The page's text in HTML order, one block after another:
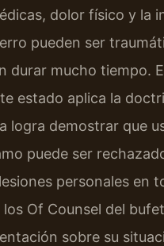
dolor físico y la
pueden ser
durar mucho tiempo.
estado aplica la
logra demostrar que
puede ser
personales en
Of Counsel del
sobre su